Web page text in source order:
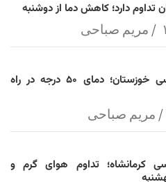
تداوم دارد؛ کاهش دما از دوشنبه
مریم صباحی
هشدار هواشناسی خوزستان؛ دمای ۵۰ درجه در راه
مریم صباحی
کرمانشاه؛ تداوم هوای گرم و